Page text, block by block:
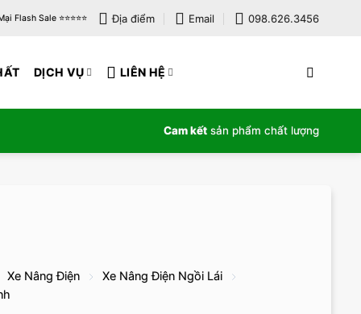
Flash Sale ⭐️⭐️⭐️⭐️⭐️ Địa điểm Email 098.626.3456
DỊCH VỤ LIÊN HỆ
Cam kết sản phẩm chất lượng
Xe Nâng Điện
Xe Nâng Điện Ngồi Lái